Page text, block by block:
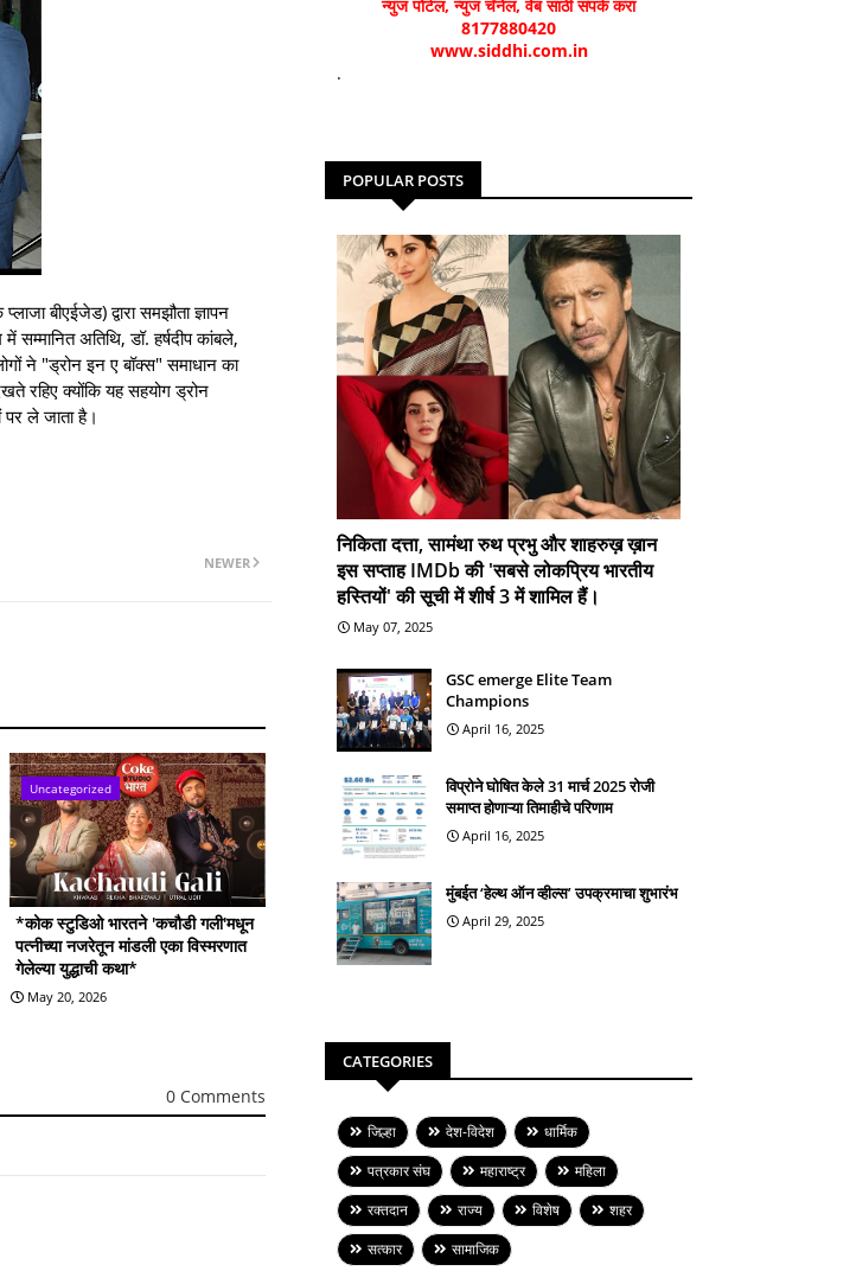
बीएईजेड) द्वारा समझौता ज्ञापन
अतिथि, डॉ. हर्षदीप कांबले,
ने "ड्रोन इन ए बॉक्स" समाधान का
रहिए क्योंकि यह सहयोग ड्रोन
पर ले जाता है।
NEWER
Uncategorized
*कोक स्टुडिओ भारतने 'कचौडी गली'मधून
पत्नीच्या नजरेतून मांडली एका विस्मरणात
गेलेल्या युद्धाची कथा*
May 20, 2026
0 Comments
न्युज पोर्टल, न्युज चॅनेल, वेब साठी संपर्क करा
8177880420
www.siddhi.com.in
.
POPULAR POSTS
निकिता दत्ता, सामंथा रुथ प्रभु और शाहरुख़ ख़ान
इस सप्ताह IMDb की 'सबसे लोकप्रिय भारतीय
हस्तियों' की सूची में शीर्ष 3 में शामिल हैं।
May 07, 2025
GSC emerge Elite Team
Champions
April 16, 2025
विप्रोने घोषित केले 31 मार्च 2025 रोजी
समाप्त होणाऱ्या तिमाहीचे परिणाम
April 16, 2025
मुंबईत ‘हेल्थ ऑन व्हील्स’ उपक्रमाचा शुभारंभ
April 29, 2025
CATEGORIES
जिल्हा देश-विदेश
धार्मिक
पत्रकार संघ
महाराष्ट्र
महिला
रक्तदान
राज्य विशेष
शहर
सत्कार
सामाजिक